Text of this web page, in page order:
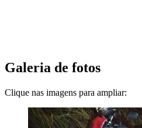
Galeria de fotos
Clique nas imagens para ampliar: